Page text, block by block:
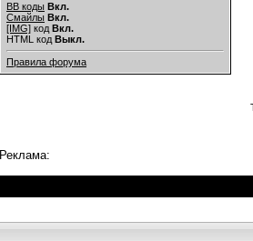
BB коды Вкл.
Смайлы Вкл.
[IMG] код Вкл.
HTML код Выкл.
Правила форума
Реклама: